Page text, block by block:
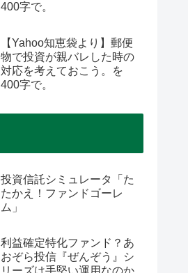
400字で。
【Yahoo知恵袋より】郵便
物で投資が親バレした時の
対応を考えておこう。を
400字で。
投資信託シミュレータ「た
たかえ！ファンドゴーレ
ム」
利益確定特化ファンド？あ
おぞら投信『ぜんぞう』シ
リーズは手堅い運用なのか